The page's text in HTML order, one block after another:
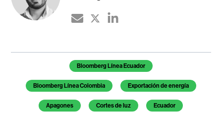
Temas de este artículoBloomberg Línea Ecuador
Bloomberg Línea Colombia Exportación de energía
Apagones Cortes de luz Ecuador